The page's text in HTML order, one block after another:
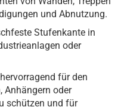
und Abnutzung.
Stufenkante in
oder
für den
Anhängern oder
schützen und für